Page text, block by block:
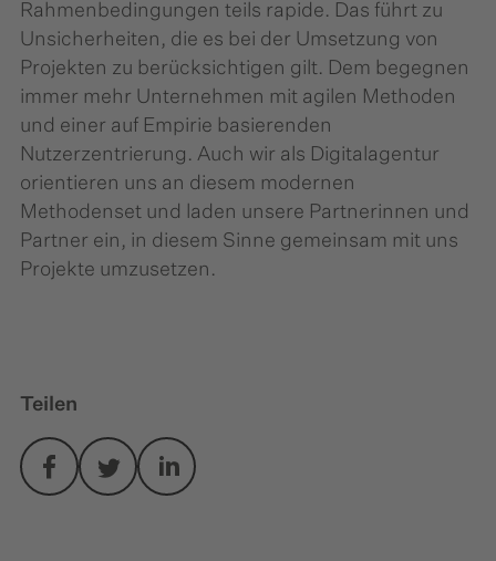
Rahmenbedingungen teils rapide. Das führt zu
Unsicherheiten, die es bei der Umsetzung von
Projekten zu berücksichtigen gilt. Dem begegnen
immer mehr Unternehmen mit agilen Methoden
und einer auf Empirie basierenden
Nutzerzentrierung. Auch wir als Digitalagentur
orientieren uns an diesem modernen
Methodenset und laden unsere Partnerinnen und
Partner ein, in diesem Sinne gemeinsam mit uns
Projekte umzusetzen.
Teilen
facebooktwitterlinkedin